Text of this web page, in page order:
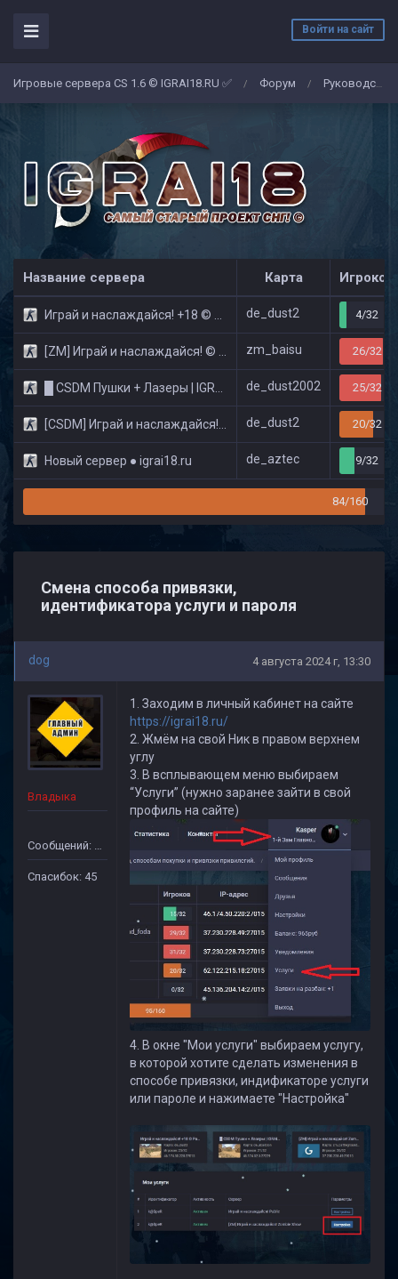
Войти на сайт
Игровые сервера CS 1.6 © IGRAI18.RU ✅ / Форум / Руководства и гайды по полнению игрового счёта, способам покупки и привязки привилегий.
Название сервера Карта Игроков
Играй и наслаждайся! +18 © Public de_dust2 4/32
[ZM] Играй и наслаждайся! © Zombie Show zm_baisu 26/32
█ CSDM Пушки + Лазеры | IGRAI18.RU ツ █ de_dust2002 25/32
[CSDM] Играй и наслаждайся! © Classic de_dust2 20/32
Новый сервер ● igrai18.ru de_aztec 9/32
84/160
Смена способа привязки,
идентификатора услуги и пароля
dog 4 августа 2024 г, 13:30
Владыка
Сообщений: 32
Спасибок: 45
1. Заходим в личный кабинет на сайте
https://igrai18.ru/
2. Жмём на свой Ник в правом верхнем
углу
3. В всплывающем меню выбираем
“Услуги” (нужно заранее зайти в свой
профиль на сайте)
4. В окне "Мои услуги" выбираем услугу,
в которой хотите сделать изменения в
способе привязки, индификаторе услуги
или пароле и нажимаете "Настройка"